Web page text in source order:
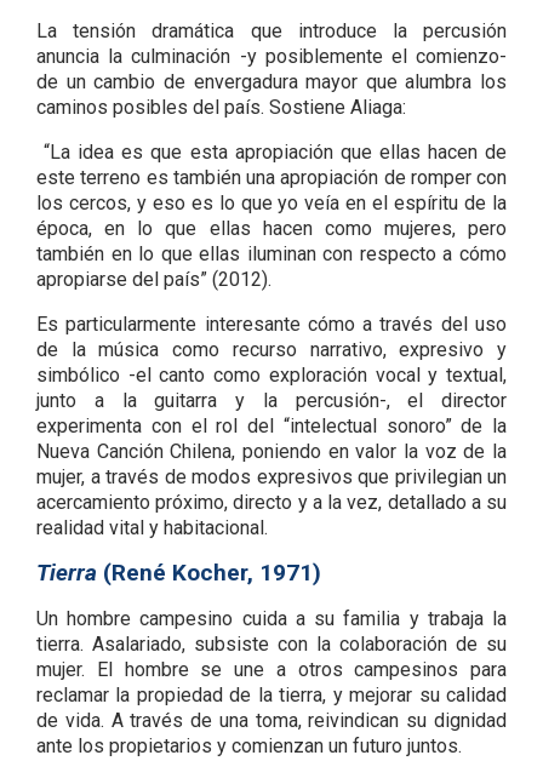
La tensión dramática que introduce la percusión
anuncia la culminación -y posiblemente el comienzo-
de un cambio de envergadura mayor que alumbra los
caminos posibles del país. Sostiene Aliaga:
“La idea es que esta apropiación que ellas hacen de
este terreno es también una apropiación de romper con
los cercos, y eso es lo que yo veía en el espíritu de la
época, en lo que ellas hacen como mujeres, pero
también en lo que ellas iluminan con respecto a cómo
apropiarse del país” (2012).
Es particularmente interesante cómo a través del uso
de la música como recurso narrativo, expresivo y
simbólico -el canto como exploración vocal y textual,
junto a la guitarra y la percusión-, el director
experimenta con el rol del “intelectual sonoro” de la
Nueva Canción Chilena, poniendo en valor la voz de la
mujer, a través de modos expresivos que privilegian un
acercamiento próximo, directo y a la vez, detallado a su
realidad vital y habitacional.
Tierra (René Kocher, 1971)
Un hombre campesino cuida a su familia y trabaja la
tierra. Asalariado, subsiste con la colaboración de su
mujer. El hombre se une a otros campesinos para
reclamar la propiedad de la tierra, y mejorar su calidad
de vida. A través de una toma, reivindican su dignidad
ante los propietarios y comienzan un futuro juntos.